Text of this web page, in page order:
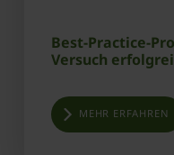
Best-Practice-
Versuch
MEHR ERFAHREN